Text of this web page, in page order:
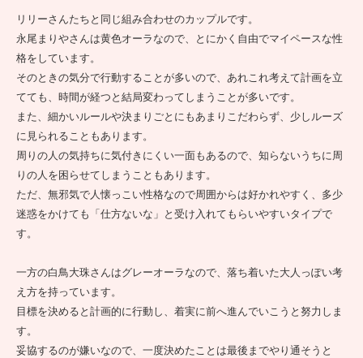
リリーさんたちと同じ組み合わせのカップルです。
永尾まりやさんは黄色オーラなので、とにかく自由でマイペースな性
格をしています。
そのときの気分で行動することが多いので、あれこれ考えて計画を立
てても、時間が経つと結局変わってしまうことが多いです。
また、細かいルールや決まりごとにもあまりこだわらず、少しルーズ
に見られることもあります。
周りの人の気持ちに気付きにくい一面もあるので、知らないうちに周
りの人を困らせてしまうこともあります。
ただ、無邪気で人懐っこい性格なので周囲からは好かれやすく、多少
迷惑をかけても「仕方ないな」と受け入れてもらいやすいタイプで
す。
一方の白鳥大珠さんはグレーオーラなので、落ち着いた大人っぽい考
え方を持っています。
目標を決めると計画的に行動し、着実に前へ進んでいこうと努力しま
す。
妥協するのが嫌いなので、一度決めたことは最後までやり通そうと